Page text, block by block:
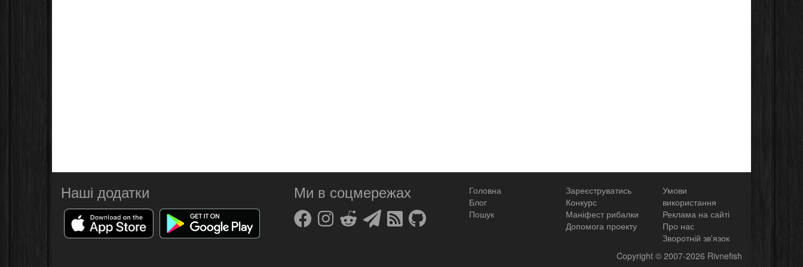
Наші додатки Ми в соцмережах
Головна
Блог
Пошук
Зареєструватись
Конкурс
Маніфест рибалки
Допомога проекту
Умови
використання
Реклама на сайті
Про нас
Зворотній зв'язок
Copyright © 2007-2026 Rivnefish